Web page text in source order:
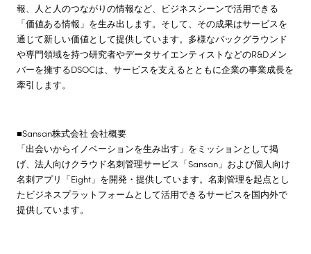
報、人と人のつながりの情報など、ビジネスシーンで活用できる
「価値ある情報」を生み出します。そして、その成果はサービスを
通じて新しい価値として提供しています。多様なバックグラウンド
や専門領域を持つ研究者やデータサイエンティストなどのR&Dメン
バーを擁するDSOCは、サービスを支えるとともに企業の事業成長を
牽引します。
■Sansan株式会社 会社概要
「出会いからイノベーションを生み出す」をミッションとして掲
げ、法人向けクラウド名刺管理サービス「Sansan」および個人向け
名刺アプリ「Eight」を開発・提供しています。名刺管理を起点とし
たビジネスプラットフォームとして活用できるサービスを国内外で
提供しています。